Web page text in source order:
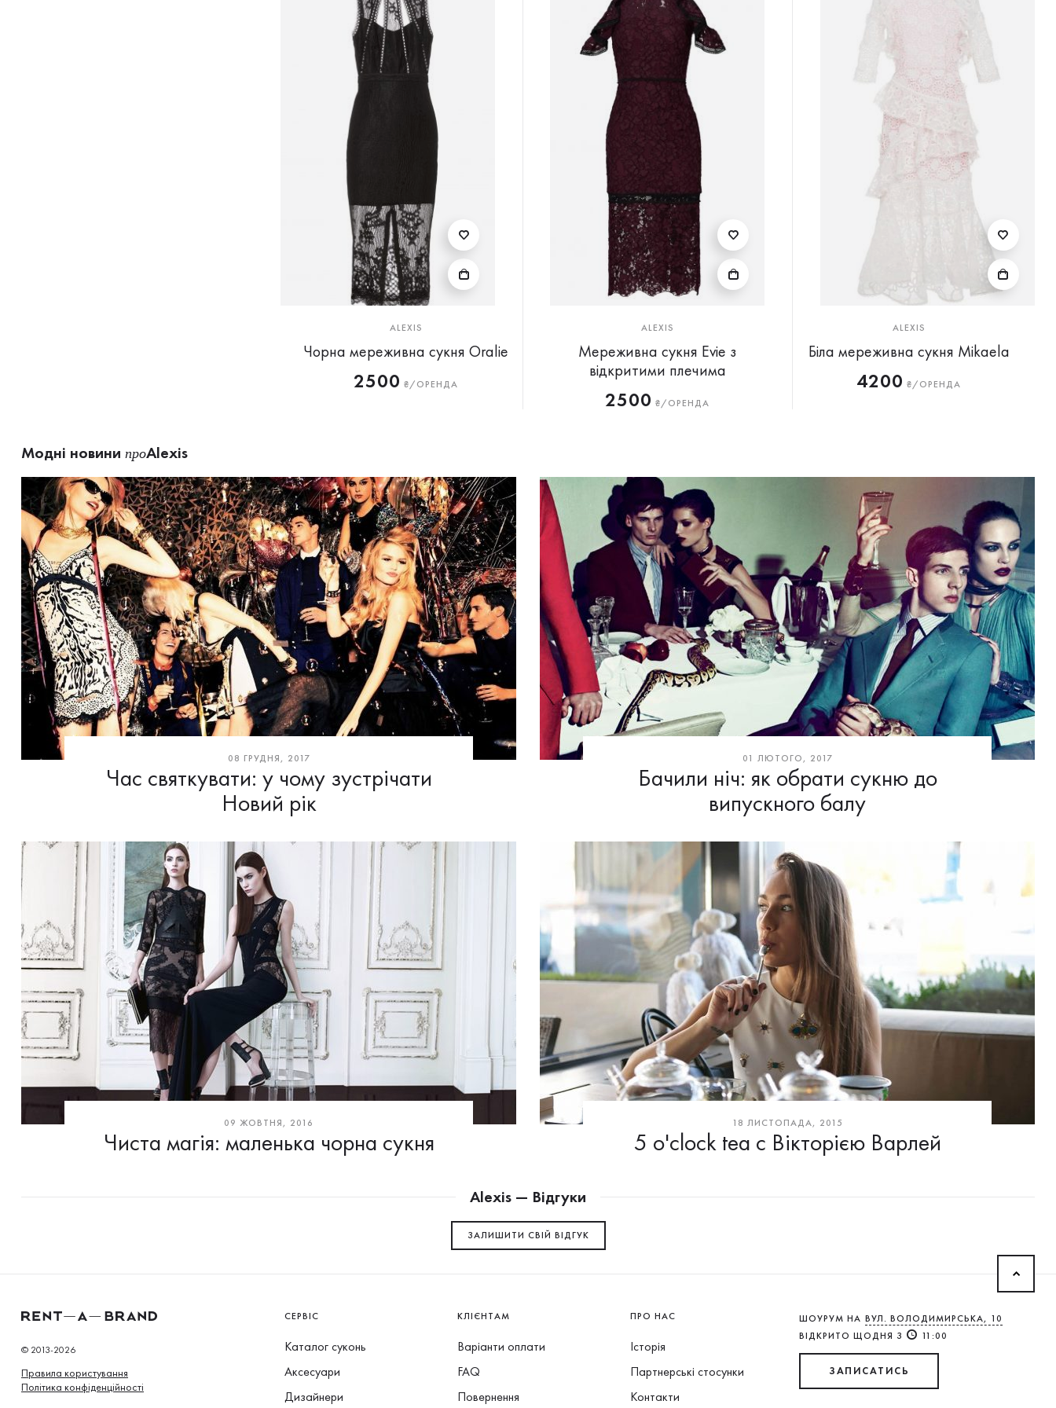
ALEXIS
Чорна мереживна сукня Oralie
2500 ₴/ОРЕНДА
ALEXIS
Мереживна сукня Evie з
відкритими плечима
2500 ₴/ОРЕНДА
ALEXIS
Біла мереживна сукня Mikaela
4200 ₴/ОРЕНДА
Модні новини проAlexis
08 ГРУДНЯ, 2017
Час святкувати: у чому зустрічати
Новий рік
01 ЛЮТОГО, 2017
Бачили ніч: як обрати сукню до
випускного балу
09 ЖОВТНЯ, 2016
Чиста магія: маленька чорна сукня
18 ЛИСТОПАДА, 2015
5 o'clock tea с Вікторією Варлей
Alexis — Відгуки
ЗАЛИШИТИ СВIЙ ВІДГУК
© 2013-2026
Правила користування
Політика конфіденційності
СЕРВІС
Каталог суконь
Аксесуари
Дизайнери
КЛІЄНТАМ
Варіанти оплати
FAQ
Повернення
ПРО НАС
Історія
Партнерські стосунки
Контакти
ШОУРУМ НА ВУЛ. ВОЛОДИМИРСЬКА, 10
ВІДКРИТО ЩОДНЯ З
11:00
ЗАПИСАТИСЬ